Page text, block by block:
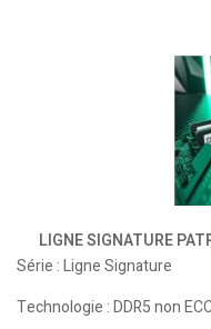
LIGNE SIGNATURE
Série : Ligne Signature
Technologie : DDR5 non